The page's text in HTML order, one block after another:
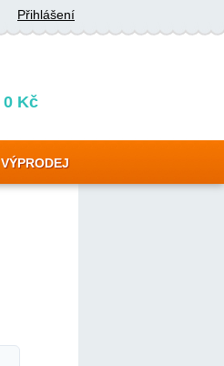
Přihlášení
0 Kč
VÝPRODEJ